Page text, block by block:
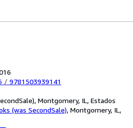
/ 9781503939141
Montgomery, IL, Estados
(was SecondSale), Montgomery, IL,